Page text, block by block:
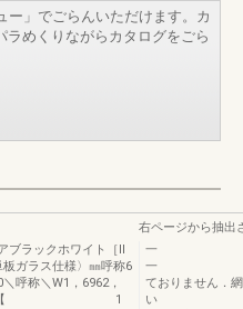
ー」でごらんいただけます。カ
めくりながらカタログをごら
ラックホワイト［II
ガラス仕様〉㎜呼称6
称＼W1，6962，
区分▼H【 1
右ページから抽出
一
一 ●表示
ておりません．
い ●表示価